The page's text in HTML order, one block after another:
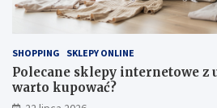
SHOPPING SKLEPY ONLINE
Polecane sklepy internetowe z
warto kupować?